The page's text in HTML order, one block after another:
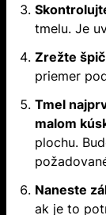
tmelu. Je
Zrežte
priemer
Tmel
malom
plochu.
Naneste
ak je to